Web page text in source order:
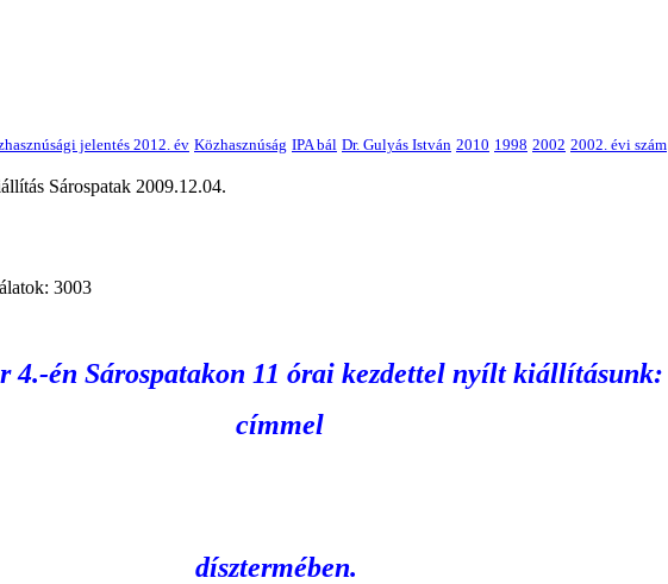
jelentés 2012. év Közhasznúság IPA bál Dr. Gulyás István 2010 1998 2002 2002. évi szám
Sárospatak 2009.12.04.
3003
4.-én Sárospatakon 11 órai kezdettel nyílt kiállításunk:
címmel
dísztermében.